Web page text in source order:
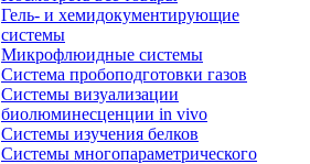
Гель- и хемидокументирующие
системы
Микрофлюидные системы
Система пробоподготовки газов
Системы визуализации
биолюминесценции in vivo
Системы изучения белков
Системы многопараметрического